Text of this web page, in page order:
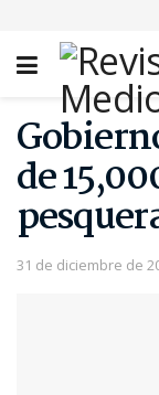
de
31 de diciembre de